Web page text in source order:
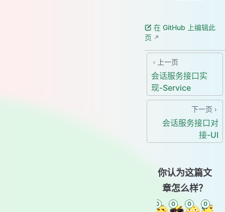
在 GitHub 上编辑此
页
上一页
会话服务接口实
现-Service
下一页
会话服务接口对
接-UI
你认为这篇文
章怎么样？
0 0 0 0